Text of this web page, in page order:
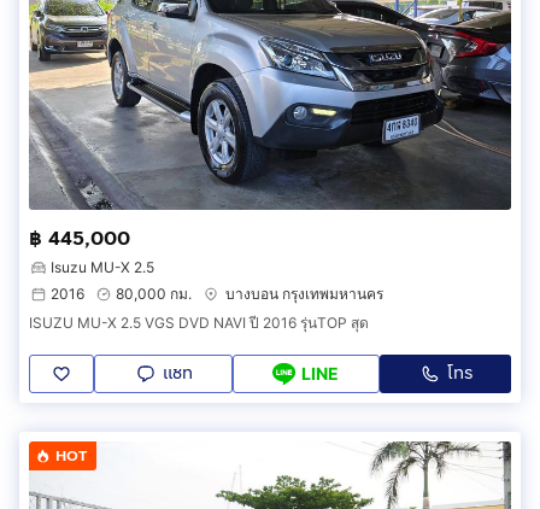
฿ 445,000
Isuzu MU-X 2.5
2016
80,000 กม.
บางบอน กรุงเทพมหานคร
ISUZU MU-X 2.5 VGS DVD NAVI ปี 2016 รุ่นTOP สุด
แชท LINE โทร
HOT